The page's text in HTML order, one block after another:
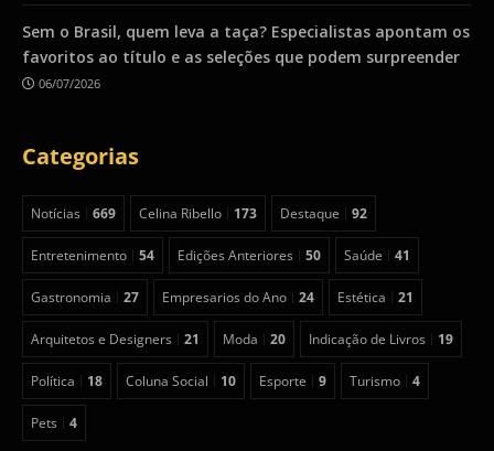
Sem o Brasil, quem leva a taça? Especialistas apontam os
favoritos ao título e as seleções que podem surpreender
06/07/2026
Categorias
Notícias 669 Celina Ribello 173 Destaque 92
Entretenimento 54 Edições Anteriores 50 Saúde 41
Gastronomia 27 Empresarios do Ano 24 Estética 21
Arquitetos e Designers 21 Moda 20 Indicação de Livros 19
Política 18 Coluna Social 10 Esporte 9 Turismo 4
Pets 4